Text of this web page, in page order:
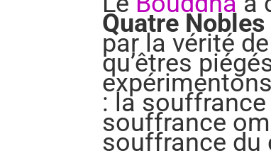
Quatre
par la vérité
qu’êtres
: la
souffrance
souffrance du